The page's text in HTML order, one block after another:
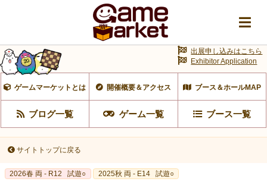
ゲームマーケットとは 開催概要＆アクセス ブース＆ホールMAP
ブログ一覧 ゲーム一覧 ブース一覧
出展申し込みはこちら
Exhibitor Application
サイトトップに戻る
2026春 両 - R12 試遊○ 2025秋 両 - E14 試遊○